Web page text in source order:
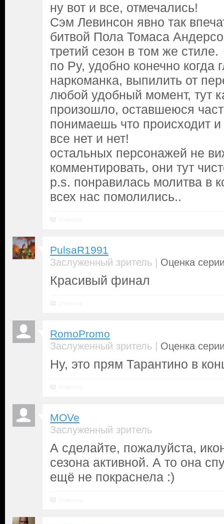
ну вот и все, отмечались!
Сэм Левинсон явно так
битвой Пола Томаса
третий сезон в том же стиле.
по Ру, удобно конечно когда
наркоманка, выпилить от
любой удобный момент, тут
произошло, оставшеюся
понимаешь что происходит
все нет и нет!
остальных персонажей не
комментировать, они тут
p.s. понравилась молитва в
всех нас помолились..
PulsaR1991
Заслуженный зритель | Оценка
Красивый финал
RomoPromo
Заслуженный зритель | Оценка
Ну, это прям Тарантино в
MOVe
Заслуженный зритель
А сделайте, пожалуйста,
сезона активной. А то она
ещё не покраснела :)